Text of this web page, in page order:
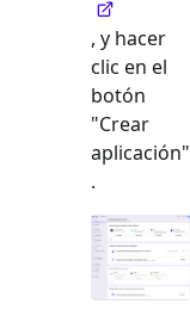
, y hacer
clic en el
botón
"Crear
aplicación"
.